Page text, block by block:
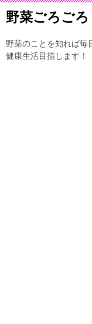
野菜ごろご
野菜のことを知れば毎
健康生活目指します！